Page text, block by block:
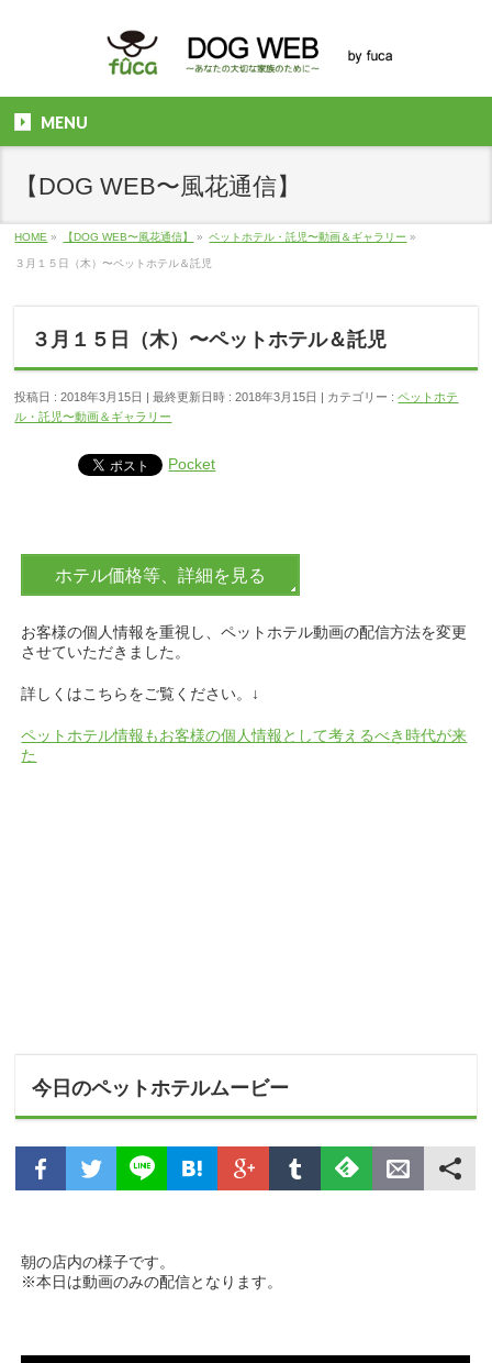
MENU
【DOG WEB〜風花通信】
HOME » 【DOG WEB〜風花通信】 » ペットホテル・託児〜動画＆ギャラリー »
３月１５日（木）〜ペットホテル＆託児
３月１５日（木）〜ペットホテル＆託児
投稿日 : 2018年3月15日 最終更新日時 : 2018年3月15日 カテゴリー :ペットホテ
ル・託児〜動画＆ギャラリー
Pocket
ホテル価格等、詳細を見る
お客様の個人情報を重視し、ペットホテル動画の配信方法を変更
させていただきました。
詳しくはこちらをご覧ください。↓
ペットホテル情報もお客様の個人情報として考えるべき時代が来
た
今日のペットホテルムービー
朝の店内の様子です。
※本日は動画のみの配信となります。